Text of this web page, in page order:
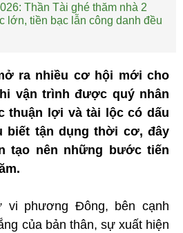
Thần Tài ghé thăm nhà 2
lớn, tiền bạc lẫn công danh đều
ra nhiều cơ hội mới cho
vận trình được quý nhân
thuận lợi và tài lộc có dấu
biết tận dụng thời cơ, đây
tạo nên những bước tiến
vi phương Đông, bên cạnh
của bản thân, sự xuất hiện